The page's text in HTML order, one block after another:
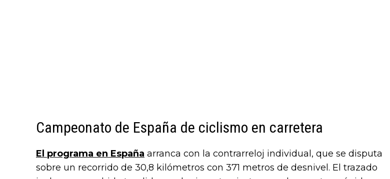
Campeonato de España de ciclismo en carretera
El programa en España arranca con la contrarreloj individual, que se disputa
sobre un recorrido de 30,8 kilómetros con 371 metros de desnivel. El trazado